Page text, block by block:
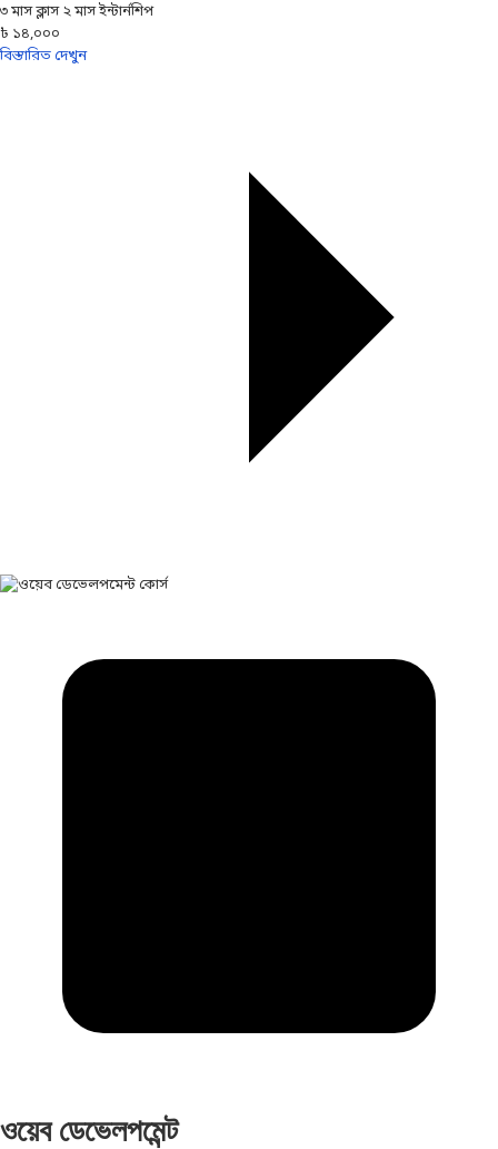
৩ মাস ক্লাস ২ মাস ইন্টার্নশিপ
৳ ১৪,০০০
বিস্তারিত দেখুন
ওয়েব ডেভেলপমেন্ট